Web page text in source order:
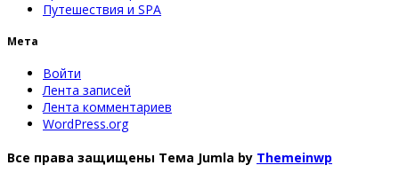
Путешествия и SPA
Мета
Войти
Лента записей
Лента комментариев
WordPress.org
Все права защищены Тема Jumla by Themeinwp